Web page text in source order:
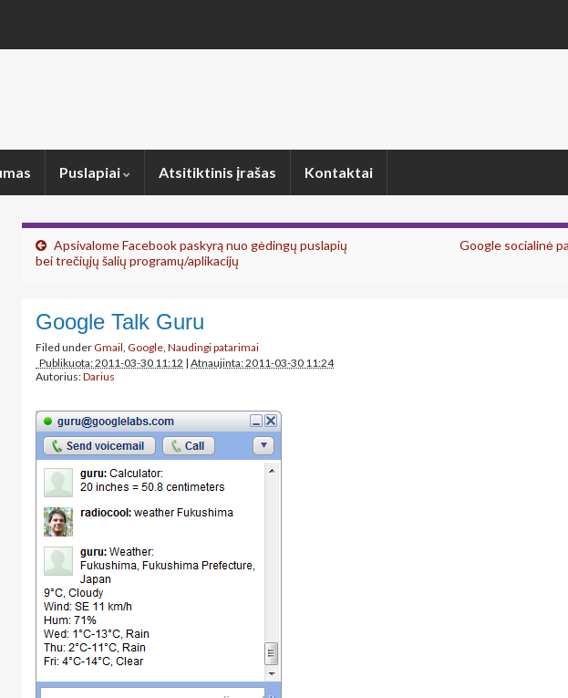
Puslapiai Atsitiktinis įrašas Kontaktai
Apsivalome Facebook paskyrą nuo gėdingų puslapių
bei trečiųjų šalių programų/aplikacijų
Google socialinė
Google Talk Guru
Filed underGmail, Google, Naudingi patarimai
Publikuota: 2011-03-30 11:12 | Atnaujinta: 2011-03-30 11:24
Autorius:Darius